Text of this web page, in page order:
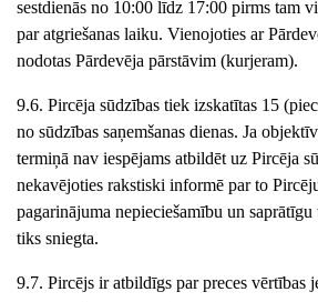
sestdienās no 10:00 līdz 17:00 pirms tam
par atgriešanas laiku. Vienojoties ar
nodotas Pārdevēja pārstāvim (kurjeram).
9.6. Pircēja sūdzības tiek izskatītas 15
no sūdzības saņemšanas dienas. Ja
termiņā nav iespējams atbildēt uz Pircēja
nekavējoties rakstiski informē par to
pagarinājuma nepieciešamību un
tiks sniegta.
9.7. Pircējs ir atbildīgs par preces vērtības